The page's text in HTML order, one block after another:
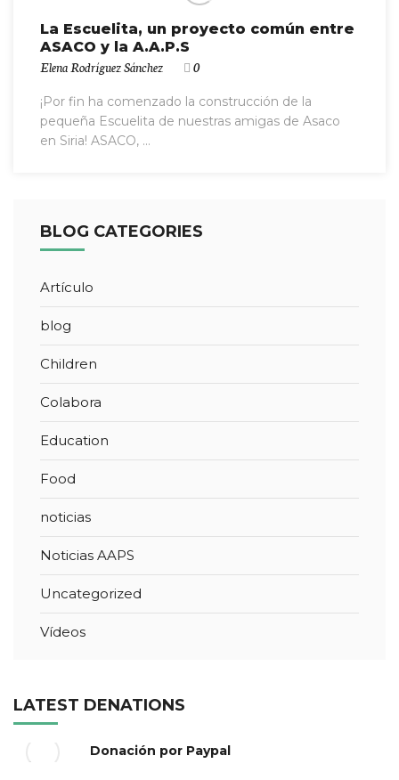
La Escuelita, un proyecto común entre
ASACO y la A.A.P.S
Elena Rodríguez Sánchez 0
¡Por fin ha comenzado la construcción de la
pequeña Escuelita de nuestras amigas de Asaco
en Siria! ASACO, ...
BLOG CATEGORIES
Artículo
blog
Children
Colabora
Education
Food
noticias
Noticias AAPS
Uncategorized
Vídeos
LATEST DENATIONS
Donación por Paypal